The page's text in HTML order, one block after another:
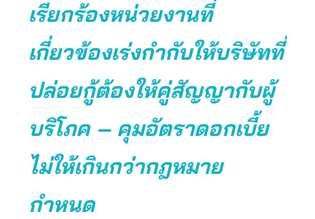
เรียกร้องหน่วยงานที่
เกี่ยวข้องเร่งกำกับให้บริษัทที่
ปล่อยกู้ต้องให้คู่สัญญากับผู้
บริโภค – คุมอัตราดอกเบี้ย
ไม่ให้เกินกว่ากฎหมาย
กำหนด